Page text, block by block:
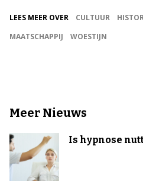
LEES MEER OVER CULTUUR
MAATSCHAPPIJ
WOESTIJN
Meer Nieuws
Is hypnose